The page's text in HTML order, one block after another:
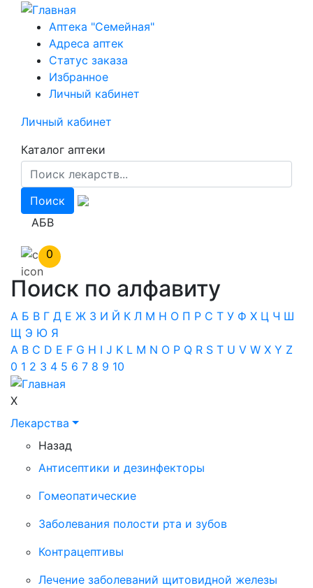
Перейти
основному
содержанию
Аптека "Семейная"
Адреса аптек
Статус заказа
Избранное
Личный кабинет
Личный кабинет
Каталог аптеки
АБВ
0
Поиск по алфавиту
А Б В Г Д Е Ж З И Й К Л М Н О П Р С Т У Ф Х Ц Ч Ш
Щ Э Ю Я
A B C D E F G H I J K L M N O P Q R S T U V W X Y Z
0 1 2 3 4 5 6 7 8 9 10
X
Лекарства
Назад
Антисептики и дезинфекторы
Гомеопатические
Заболевания полости рта и зубов
Контрацептивы
Лечение заболеваний щитовидной железы